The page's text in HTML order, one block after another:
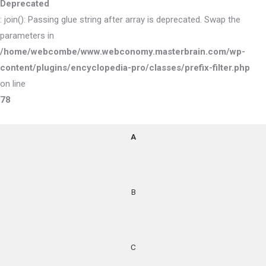
Deprecated
: join(): Passing glue string after array is deprecated. Swap the
parameters in
/home/webcombe/www.webconomy.masterbrain.com/wp-
content/plugins/encyclopedia-pro/classes/prefix-filter.php
on line
78
A
B
C